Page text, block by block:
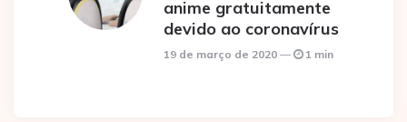
anime gratuitamente
devido ao coronavírus
19 de março de 2020 1 min